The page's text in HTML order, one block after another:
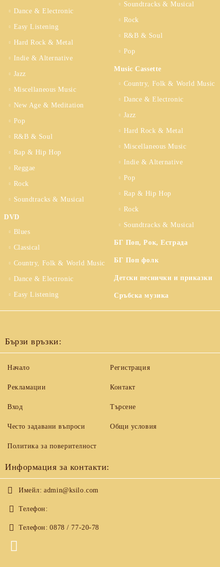
Dance & Electronic
Easy Listening
Hard Rock & Metal
Indie & Alternative
Jazz
Miscellaneous Music
New Age & Meditation
Pop
R&B & Soul
Rap & Hip Hop
Reggae
Rock
Soundtracks & Musical
DVD
Blues
Classical
Country, Folk & World Music
Dance & Electronic
Easy Listening
Soundtracks & Musical
Rock
R&B & Soul
Pop
Music Cassette
Country, Folk & World Music
Dance & Electronic
Jazz
Hard Rock & Metal
Miscellaneous Music
Indie & Alternative
Pop
Rap & Hip Hop
Rock
Soundtracks & Musical
БГ Поп, Рок, Естрада
БГ Поп фолк
Детски песнички и приказки
Сръбска музика
Бързи връзки:
Начало
Рекламации
Вход
Често задавани въпроси
Регистрация
Контакт
Търсене
Общи условия
Политика за поверителност
Информация за контакти:
Имейл: admin@ksilo.com
Телефон:
Телефон: 0878 / 77-20-78